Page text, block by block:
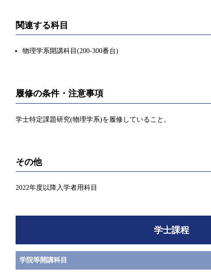
関連する科目
物理学系開講科目(200-300番台)
履修の条件・注意事項
学士特定課題研究(物理学系)を履修していること。
その他
2022年度以降入学者用科目
学士課程
学院等開講科目